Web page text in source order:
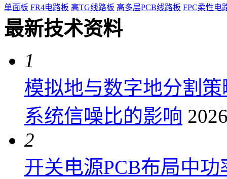
单面板 FR4电路板 高TG线路板 高多层PCB线路板 FPC柔性电
最新技术资料
1
模拟地与数字地分割
系统信噪比的影响
2
开关电源PCB布局中